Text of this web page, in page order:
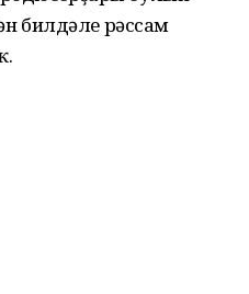
билдәле рәссам